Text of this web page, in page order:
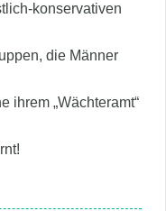
konservativen
die Männer
ihrem „Wächteramt“